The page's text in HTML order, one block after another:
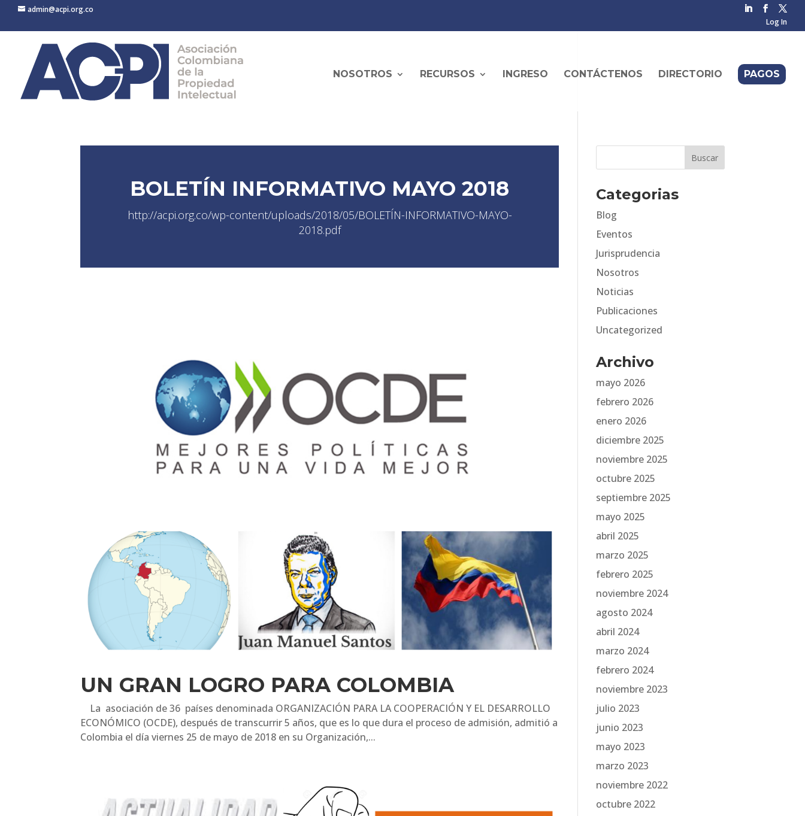
admin@acpi.org.co
Log In
NOSOTROS RECURSOS INGRESO CONTÁCTENOS DIRECTORIO PAGOS
BOLETÍN INFORMATIVO MAYO 2018
http://acpi.org.co/wp-content/uploads/2018/05/BOLETÍN-INFORMATIVO-MAYO-
2018.pdf
UN GRAN LOGRO PARA COLOMBIA
La asociación de 36 países denominada ORGANIZACIÓN PARA LA COOPERACIÓN Y EL DESARROLLO
ECONÓMICO (OCDE), después de transcurrir 5 años, que es lo que dura el proceso de admisión, admitió a
Colombia el día viernes 25 de mayo de 2018 en su Organización,...
Categorias
Blog
Eventos
Jurisprudencia
Nosotros
Noticias
Publicaciones
Uncategorized
Archivo
mayo 2026
febrero 2026
enero 2026
diciembre 2025
noviembre 2025
octubre 2025
septiembre 2025
mayo 2025
abril 2025
marzo 2025
febrero 2025
noviembre 2024
agosto 2024
abril 2024
marzo 2024
febrero 2024
noviembre 2023
julio 2023
junio 2023
mayo 2023
marzo 2023
noviembre 2022
octubre 2022